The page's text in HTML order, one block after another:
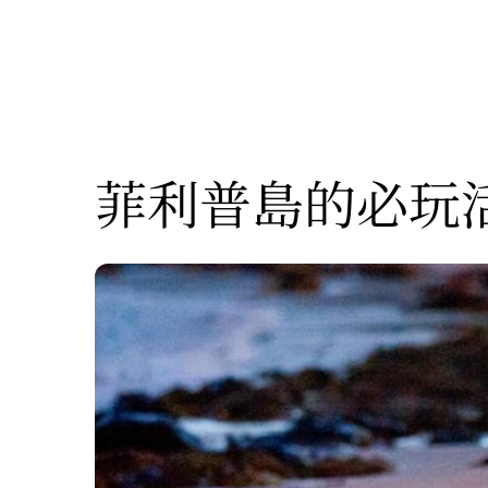
菲利普島的必玩